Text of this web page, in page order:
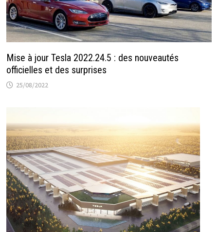
Mise à jour Tesla 2022.24.5 : des nouveautés
officielles et des surprises
25/08/2022